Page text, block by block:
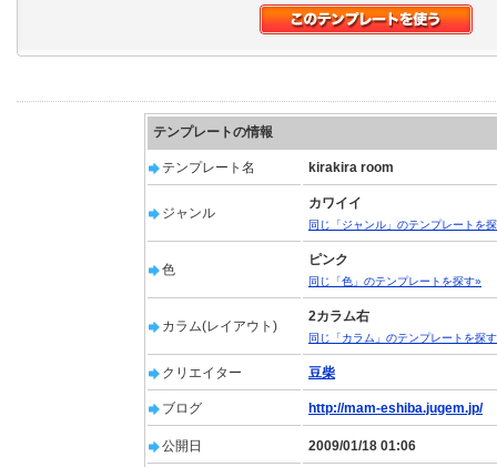
テンプレートの情報
テンプレート名 kirakira room
ジャンル
カワイイ
同じ「ジャンル」のテンプレートを
色
ピンク
同じ「色」のテンプレートを探す»
カラム(レイアウト)
2カラム右
同じ「カラム」のテンプレートを探
クリエイター 豆柴
ブログ http://mam-eshiba.jugem.jp/
公開日 2009/01/18 01:06